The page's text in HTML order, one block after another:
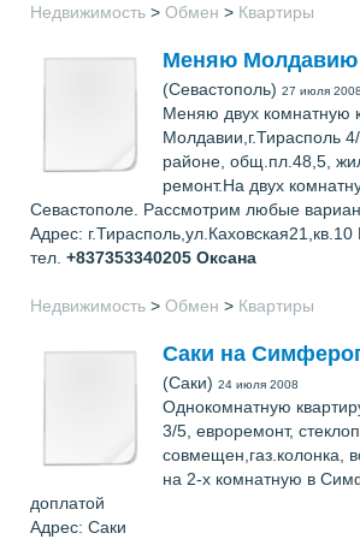
Недвижимость > Обмен > Квартиры
Меняю
(Севастополь) 27 июля 2008
Меняю двух комнатную
Молдавии,г.Тирасполь
районе, общ.пл.48,5,
ремонт.На двух
Севастополе. Рассмотрим любые
Адрес:
тел. +837353340205 Оксана
Недвижимость > Обмен > Квартиры
Саки на
(Саки) 24 июля 2008
Однокомнатную
3/5, евроремонт,
совмещен,газ.колонка,
на 2-х комнатную в
доплатой
Адрес: Саки